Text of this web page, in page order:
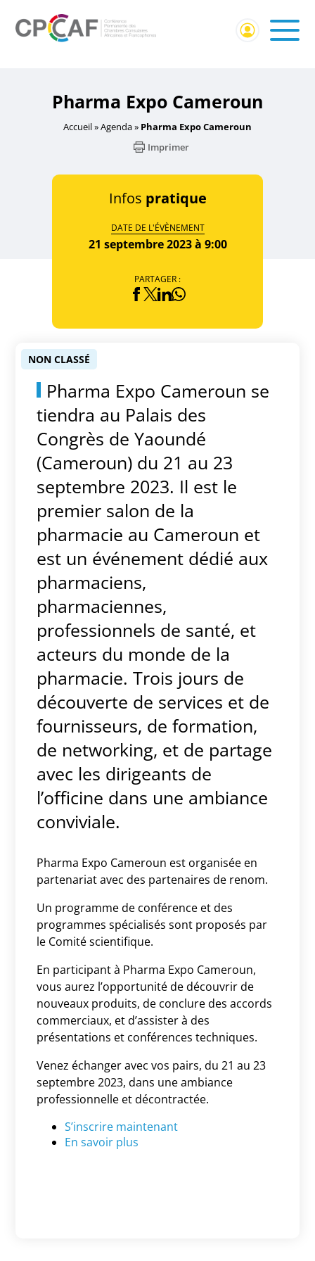
Pharma Expo Cameroun
Accueil»Agenda» Pharma Expo Cameroun
Imprimer
Infos pratique
DATE DE L'ÉVÈNEMENT
21 septembre 2023 à 9:00
PARTAGER :
Pharma Expo Cameroun se
tiendra au Palais des
Congrès de Yaoundé
(Cameroun) du 21 au 23
septembre 2023. Il est le
premier salon de la
pharmacie au Cameroun et
est un événement dédié aux
pharmaciens,
pharmaciennes,
professionnels de santé, et
acteurs du monde de la
pharmacie. Trois jours de
découverte de services et de
fournisseurs, de formation,
de networking, et de partage
avec les dirigeants de
l’officine dans une ambiance
conviviale.
Pharma Expo Cameroun est organisée en
partenariat avec des partenaires de renom.
Un programme de conférence et des
programmes spécialisés sont proposés par
le Comité scientifique.
En participant à Pharma Expo Cameroun,
vous aurez l’opportunité de découvrir de
nouveaux produits, de conclure des accords
commerciaux, et d’assister à des
présentations et conférences techniques.
Venez échanger avec vos pairs, du 21 au 23
septembre 2023, dans une ambiance
professionnelle et décontractée.
S’inscrire maintenant
En savoir plus
NON CLASSÉ